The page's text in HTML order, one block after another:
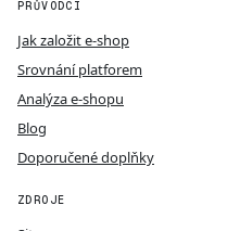
PRŮVODCI
Jak založit e-shop
Srovnání platforem
Analýza e-shopu
Blog
Doporučené doplňky
ZDROJE